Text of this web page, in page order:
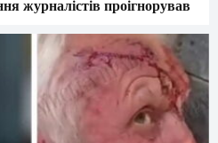
журналістів проігнорував